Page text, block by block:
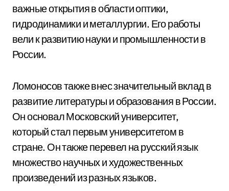
важные открытия в области оптики,
гидродинамики и металлургии. Его работы
вели к развитию науки и промышленности в
России.
Ломоносов также внес значительный вклад в
развитие литературы и образования в России.
Он основал Московский университет,
который стал первым университетом в
стране. Он также перевел на русский язык
множество научных и художественных
произведений из разных языков.